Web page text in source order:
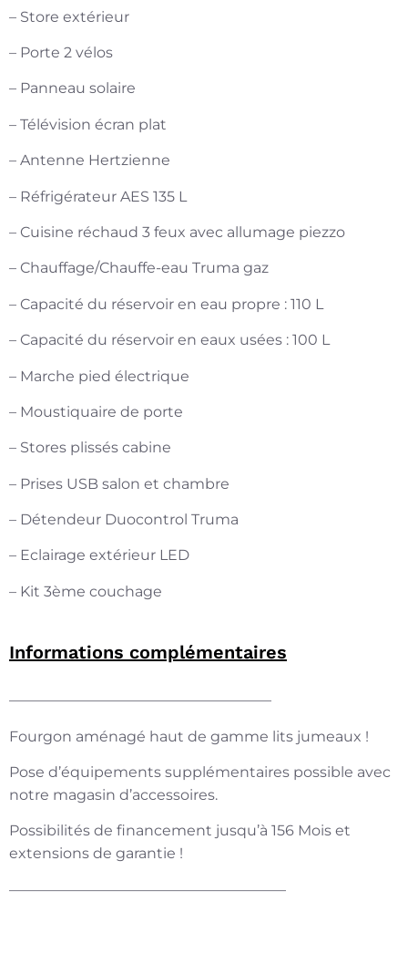
– Store extérieur
– Porte 2 vélos
– Panneau solaire
– Télévision écran plat
– Antenne Hertzienne
– Réfrigérateur AES 135 L
– Cuisine réchaud 3 feux avec allumage piezzo
– Chauffage/Chauffe-eau Truma gaz
– Capacité du réservoir en eau propre : 110 L
– Capacité du réservoir en eaux usées : 100 L
– Marche pied électrique
– Moustiquaire de porte
– Stores plissés cabine
– Prises USB salon et chambre
– Détendeur Duocontrol Truma
– Eclairage extérieur LED
– Kit 3ème couchage
Informations complémentaires
——————————————————
Fourgon aménagé haut de gamme lits jumeaux !
Pose d’équipements supplémentaires possible avec
notre magasin d’accessoires.
Possibilités de financement jusqu’à 156 Mois et
extensions de garantie !
———————————————————